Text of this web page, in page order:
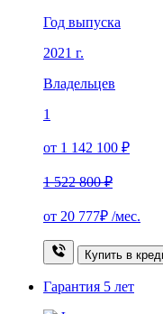
Год выпуска
2021 г.
Владельцев
1
от 1 142 100 ₽
1 522 800 ₽
от 20 777₽ /мес.
Купить в
Гарантия 5 лет